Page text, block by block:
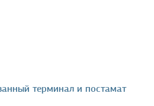
терминал и постамат